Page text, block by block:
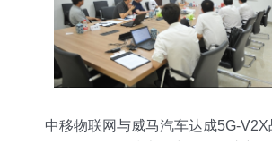
中移物联网与威马汽车达成5G-